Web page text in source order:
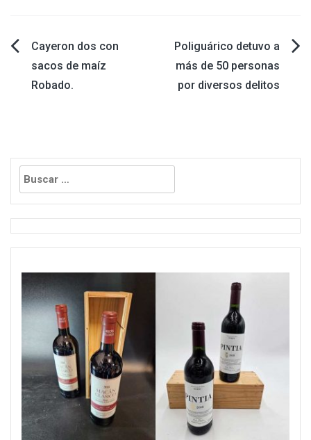
Navegación
de
Cayeron dos con
sacos de maíz
Robado.
Poliguárico detuvo a
más de 50 personas
por diversos delitos
Buscar: